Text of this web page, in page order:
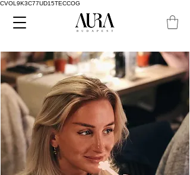
CVOL9K3C77UD15TECCOG